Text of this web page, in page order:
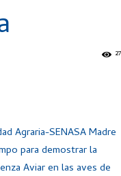
Agraria-SENASA Madre
para demostrar la
Aviar en las aves de